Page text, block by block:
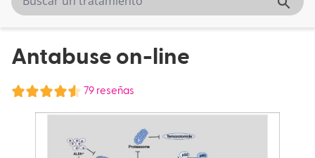
Antabuse on-line
79 reseñas